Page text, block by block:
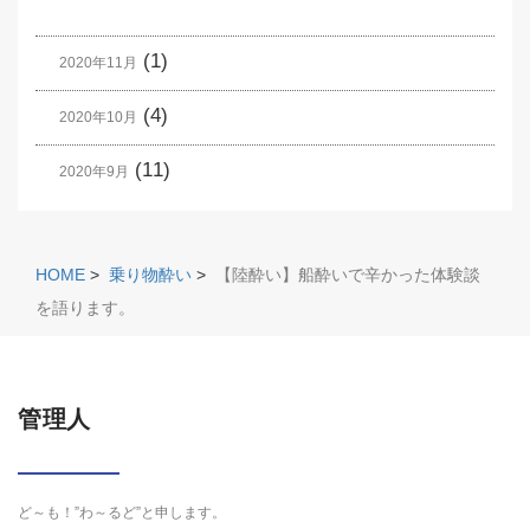
2020年11月 (1)
2020年10月 (4)
2020年9月 (11)
HOME > 乗り物酔い >
【陸酔い】船酔いで辛かった体験談
を語ります。
管理人
ど～も！”わ～るど”と申します。